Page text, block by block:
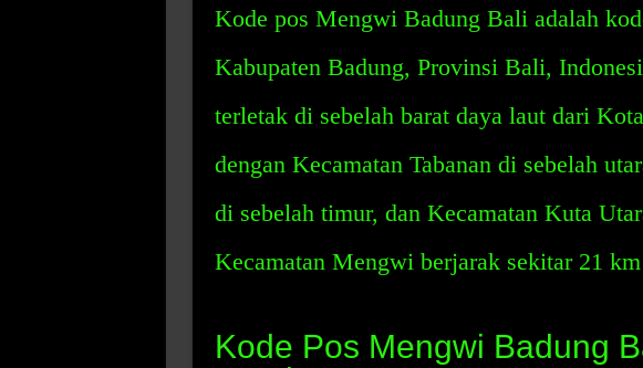
Kode pos Mengwi Badung Bali adalah
Kabupaten Badung, Provinsi Bali,
terletak di sebelah barat daya laut dari
dengan Kecamatan Tabanan di sebelah
di sebelah timur, dan Kecamatan Kuta
Kecamatan Mengwi berjarak sekitar 21
Kode Pos Mengwi Badung